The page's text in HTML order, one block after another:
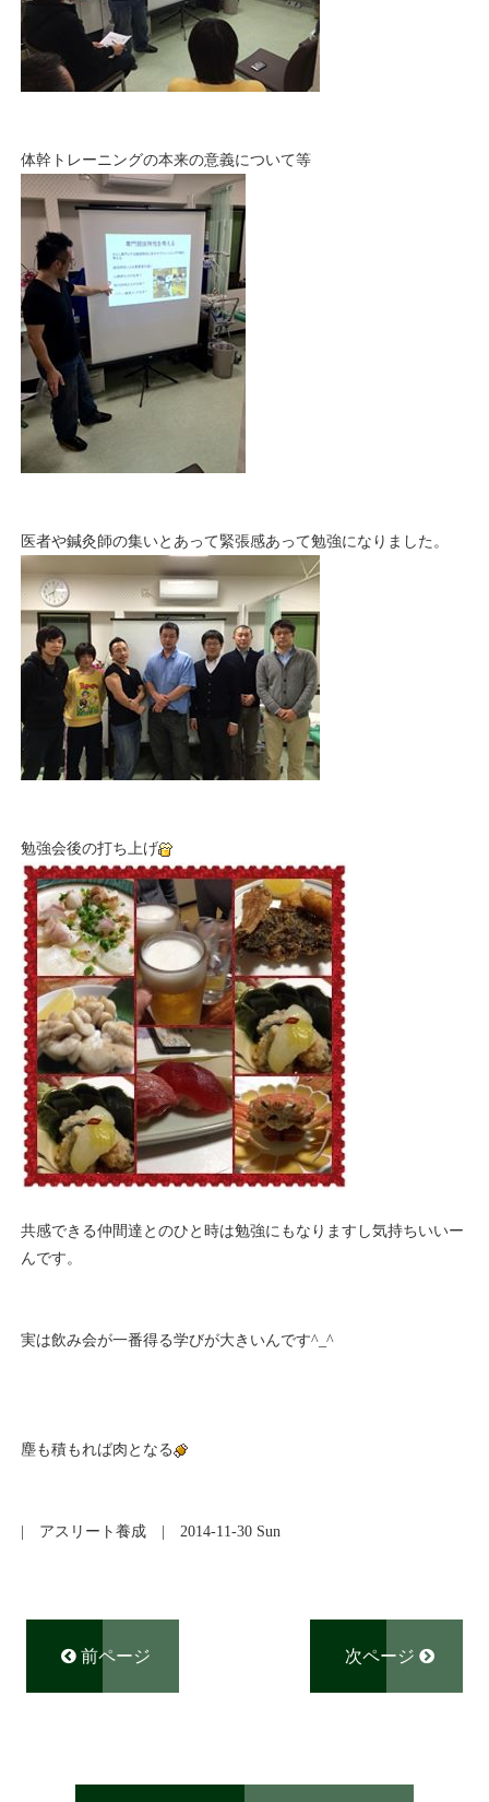
体幹トレーニングの本来の意義について等
医者や鍼灸師の集いとあって緊張感あって勉強になりました。
勉強会後の打ち上げ
共感できる仲間達とのひと時は勉強にもなりますし気持ちいいー
んです。
実は飲み会が一番得る学びが大きいんです^_^
塵も積もれば肉となる
アスリート養成 | 2014-11-30 Sun
前ページ 次ページ